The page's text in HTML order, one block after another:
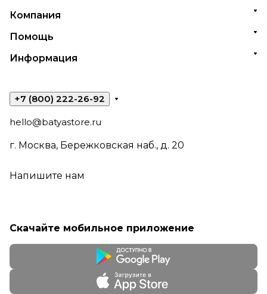
Компания
Помощь
Информация
+7 (800) 222-26-92
hello@batyastore.ru
г. Москва, Бережковская наб., д. 20
Напишите нам
Скачайте мобильное приложение